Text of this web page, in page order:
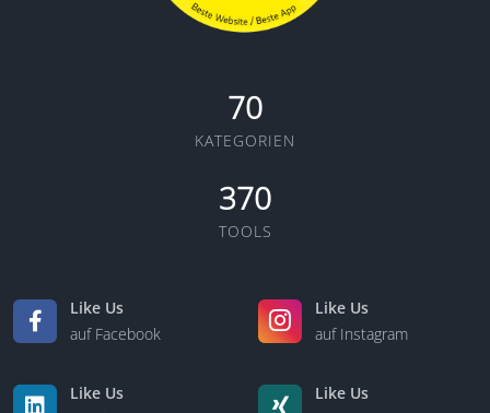
70
KATEGORIEN
370
TOOLS
Like Us
auf Facebook
Like Us
auf Instagram
Like Us
Like Us